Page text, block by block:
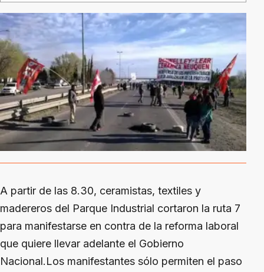
A partir de las 8.30, ceramistas, textiles y
madereros del Parque Industrial cortaron la ruta 7
para manifestarse en contra de la reforma laboral
que quiere llevar adelante el Gobierno
Nacional.Los manifestantes sólo permiten el paso